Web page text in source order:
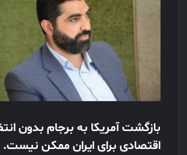
بازگشت آمریکا به برجام بدون
اقتصادی برای ایران ممکن نیست.